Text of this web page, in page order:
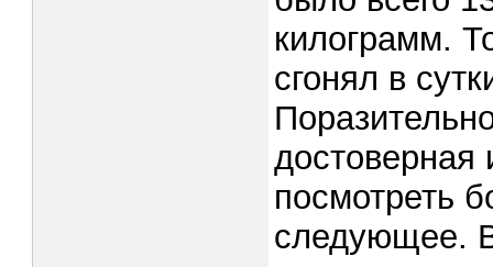
килограмм.
сгонял в
посмотреть
следующее.